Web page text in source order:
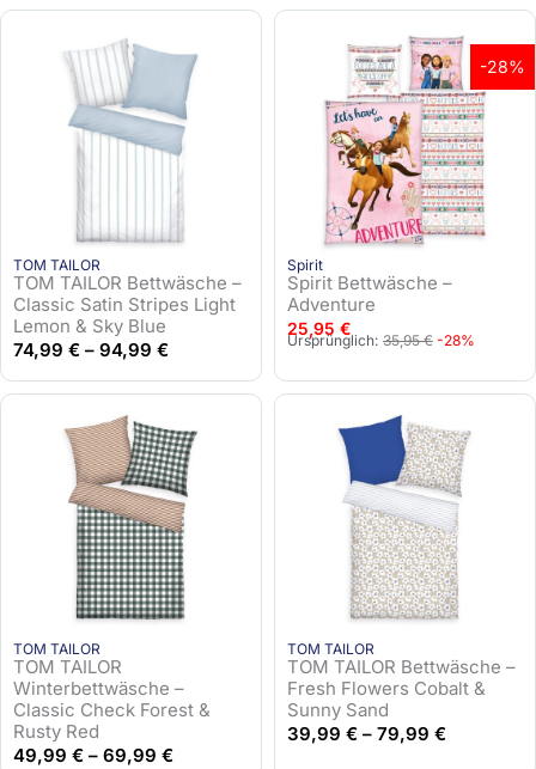
TOM TAILOR
TOM TAILOR Bettwäsche –
Classic Satin Stripes Light
Lemon & Sky Blue
74,99 € – 94,99 €
Spirit
Spirit Bettwäsche –
Adventure
25,95 €
Ursprünglich: 35,95€ U
s
r
ü
n
g
l
i
c
r
r
A
t
e
l
l
e
r
P
r
s
s
-28%
-28%
TOM TAILOR
TOM TAILOR
Winterbettwäsche –
Classic Check Forest &
Rusty Red
49,99 € – 69,99 €
TOM TAILOR
TOM TAILOR Bettwäsche –
Fresh Flowers Cobalt &
Sunny Sand
39,99 € – 79,99 €